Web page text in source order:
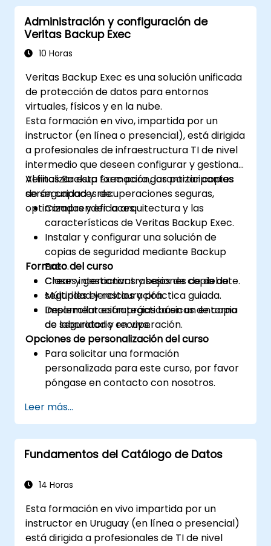
Administración y configuración de
Veritas Backup Exec
10 Horas
Veritas Backup Exec es una solución unificada
de protección de datos para entornos
virtuales, físicos y en la nube.
Esta formación en vivo, impartida por un
instructor (en línea o presencial), está dirigida
a profesionales de infraestructura TI de nivel
intermedio que deseen configurar y gestionar
Veritas Backup Exec para garantizar copias
de seguridad y recuperaciones seguras,
optimizadas y eficaces.
Al finalizar esta formación, los participantes
serán capaces de:
Comprender la arquitectura y las
características de Veritas Backup Exec.
Instalar y configurar una solución de
copias de seguridad mediante Backup
Exec.
Crear y gestionar trabajos de copia de
seguridad y restauración.
Desarrollar estrategias básicas de copia
de seguridad y recuperación.
Formato del curso
Clases interactivas y sesiones de debate.
Múltiples ejercicios y práctica guiada.
Implementación práctica en un entorno
de laboratorio en vivo.
Opciones de personalización del curso
Para solicitar una formación
personalizada para este curso, por favor
póngase en contacto con nosotros.
Leer más...
Fundamentos del Catálogo de Datos
14 Horas
Esta formación en vivo impartida por un
instructor en Uruguay (en línea o presencial)
está dirigida a profesionales de TI de nivel